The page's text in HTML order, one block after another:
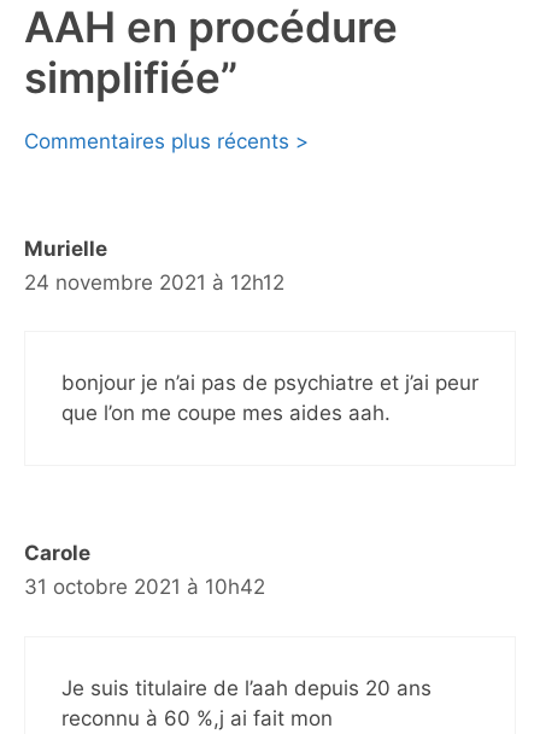
AAH en procédure
simplifiée”
Navigation
commentaires
Commentaires plus récents >
Murielle
24 novembre 2021 à 12h12
bonjour je n’ai pas de psychiatre et j’ai peur
que l’on me coupe mes aides aah.
Carole
31 octobre 2021 à 10h42
Je suis titulaire de l’aah depuis 20 ans
reconnu à 60 %,j ai fait mon